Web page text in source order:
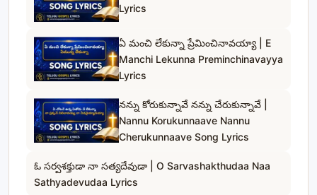
Lyrics
ఏ మంచి లేకున్నా ప్రేమించినావయ్యా | E
Manchi Lekunna Preminchinavayya
Lyrics
నన్ను కోరుకున్నావే నన్ను చేరుకున్నావే |
Nannu Korukunnaave Nannu
Cherukunnaave Song Lyrics
ఓ సర్వశక్తుడా నా సత్యదేవుడా | O Sarvashakthudaa Naa
Sathyadevudaa Lyrics